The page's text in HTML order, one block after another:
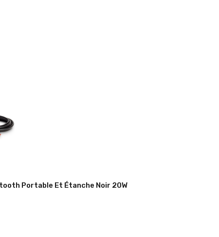
Portable Et Étanche Noir 20W